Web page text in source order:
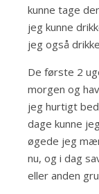
kunne tage
jeg kunne
jeg også
De første 2
morgen og
jeg hurtigt
dage kunne
øgede jeg
nu, og i dag
eller anden